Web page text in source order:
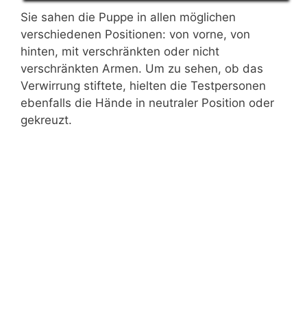
Sie sahen die Puppe in allen möglichen
verschiedenen Positionen: von vorne, von
hinten, mit verschränkten oder nicht
verschränkten Armen. Um zu sehen, ob das
Verwirrung stiftete, hielten die Testpersonen
ebenfalls die Hände in neutraler Position oder
gekreuzt.